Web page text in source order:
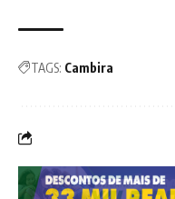
TAGS: Cambira